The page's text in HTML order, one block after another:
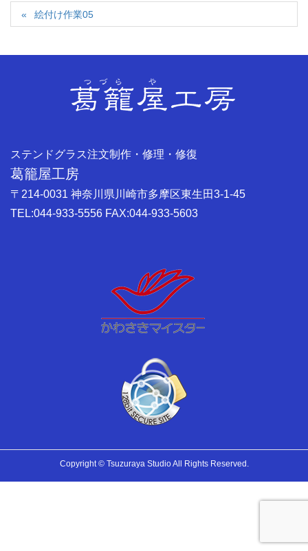
絵付け作業05
ステンドグラス注文制作・修理・修復
葛籠屋工房
〒214-0031 神奈川県川崎市多摩区東生田3-1-45
TEL:044-933-5556 FAX:044-933-5603
Copyright © Tsuzuraya Studio All Rights Reserved.